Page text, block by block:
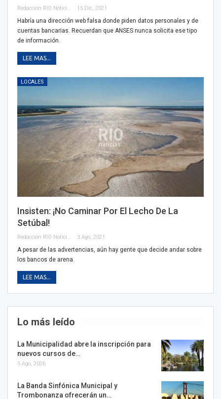
Redacción RIO Noticias 15 Dic, 2021
Habría una dirección web falsa donde piden datos personales y de
cuentas bancarias. Recuerdan que ANSES nunca solicita ese tipo
de información.
LEE MAS...
LOCALES
Insisten: ¡no Caminar Por El Lecho De La
Setúbal!
Redacción RIO Noticias 3 Ago, 2021
A pesar de las advertencias, aún hay gente que decide andar sobre
los bancos de arena.
LEE MAS...
Lo más leído
La Municipalidad abre la inscripción para
nuevos cursos de…
5 Ago, 2026
La Banda Sinfónica Municipal y
Trombonanza ofrecerán un…